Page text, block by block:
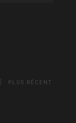
PLUS RÉCENT